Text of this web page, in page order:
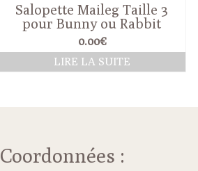
Salopette Maileg Taille 3
pour Bunny ou Rabbit
0.00€
LIRE LA SUITE
Coordonnées :